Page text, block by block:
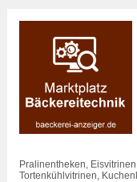
Pralinentheken,
Tortenkühlvitrinen,